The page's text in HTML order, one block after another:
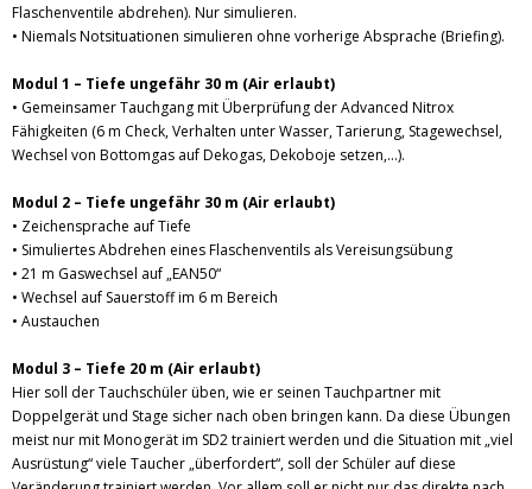
Flaschenventile abdrehen). Nur simulieren.
• Niemals Notsituationen simulieren ohne vorherige Absprache (Briefing).
Modul 1 – Tiefe ungefähr 30 m (Air erlaubt)
• Gemeinsamer Tauchgang mit Überprüfung der Advanced Nitrox
Fähigkeiten (6 m Check, Verhalten unter Wasser, Tarierung, Stagewechsel,
Wechsel von Bottomgas auf Dekogas, Dekoboje setzen,…).
Modul 2 – Tiefe ungefähr 30 m (Air erlaubt)
• Zeichensprache auf Tiefe
• Simuliertes Abdrehen eines Flaschenventils als Vereisungsübung
• 21 m Gaswechsel auf „EAN50“
• Wechsel auf Sauerstoff im 6 m Bereich
• Austauchen
Modul 3 – Tiefe 20 m (Air erlaubt)
Hier soll der Tauchschüler üben, wie er seinen Tauchpartner mit
Doppelgerät und Stage sicher nach oben bringen kann. Da diese Übungen
meist nur mit Monogerät im SD2 trainiert werden und die Situation mit „viel
Ausrüstung“ viele Taucher „überfordert“, soll der Schüler auf diese